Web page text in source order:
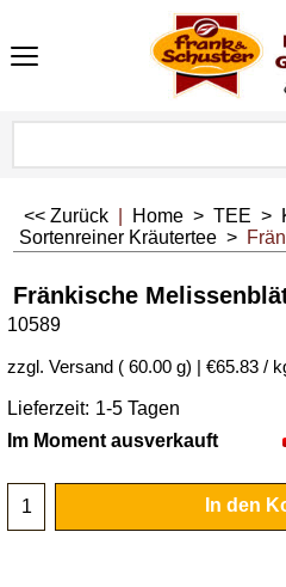
<< Zurück Home > TEE >
Sortenreiner Kräutertee >
Fränkische
10589
zzgl. Versand 60.00 g €65.83 /
Lieferzeit: 1-5 Tagen
Im Moment ausverkauft
In den